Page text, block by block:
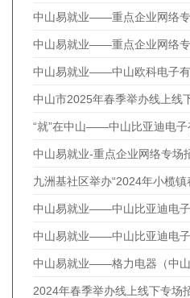
中山易就业——重点企业网络
中山易就业——重点企业网络
中山易就业——中山欧科电子
中山市2025年春季举办线上线
“就”在中山——中山比亚迪电子
中山易就业-重点企业网络专场
九洲基社区举办“2024年小榄
中山易就业——中山比亚迪电
中山易就业——中山比亚迪电
中山易就业——格力电器（中
2024年春季举办线上线下专场